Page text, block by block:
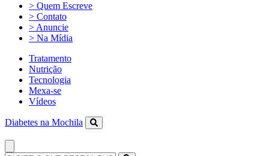
> Quem Escreve
> Contato
> Anuncie
> Na Mídia
Tratamento
Nutrição
Tecnologia
Mexa-se
Vídeos
Diabetes na Mochila